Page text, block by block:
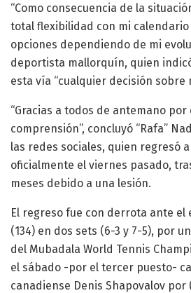
“Como consecuencia de la
total flexibilidad con mi
opciones dependiendo de mi
deportista mallorquín, quien
esta vía “cualquier decisión sobre
“Gracias a todos de antemano por
comprensión”, concluyó “Rafa”
las redes sociales, quien regresó
oficialmente el viernes pasado,
meses debido a una lesión.
El regreso fue con derrota ante el
(134) en dos sets (6-3 y 7-5), por
del Mubadala World Tennis
el sábado -por el tercer puesto-
canadiense Denis Shapovalov por